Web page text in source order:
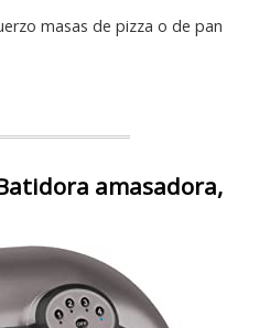
masas de pizza o de pan
amasadora,